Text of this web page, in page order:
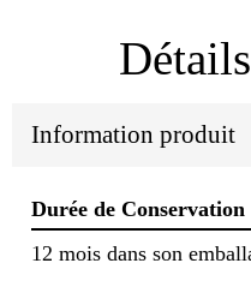
Information produit
Durée de Conservation
12 mois dans son